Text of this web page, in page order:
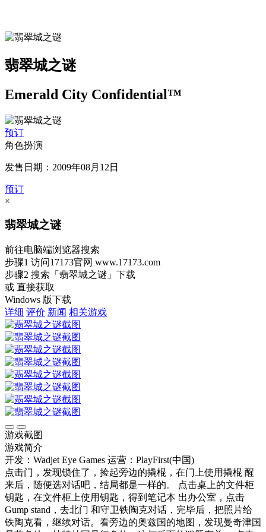
翡翠城之谜
Emerald City Confidential™
预订
角色扮演
发售日期：2009年08月12日
预订
×
翡翠城之谜
前往电脑端浏览器搜索
步骤1 访问17173官网 www.17173.com
步骤2 搜索 「翡翠城之谜」 下载
或 直接获取
Windows 版下载
详细 评价 新闻 相关游戏
游戏截图
游戏简介
开发：Wadjet Eye Games 运营：PlayFirst(中国)
点击门，发现锁住了，捡起旁边的撬棍，在门上使用撬棍 醒
来后，随便选对话吧，结局都是一样的。 点击桌上的文件柜
钥匙，在文件柜上使用钥匙，得到笔记本 出办公室，点击
Gump stand，去北门 和守卫铁陶克对话，完毕后，把照片给
铁陶克看，继续对话。看旁边的奥兹国的地图，发现曼奇津国